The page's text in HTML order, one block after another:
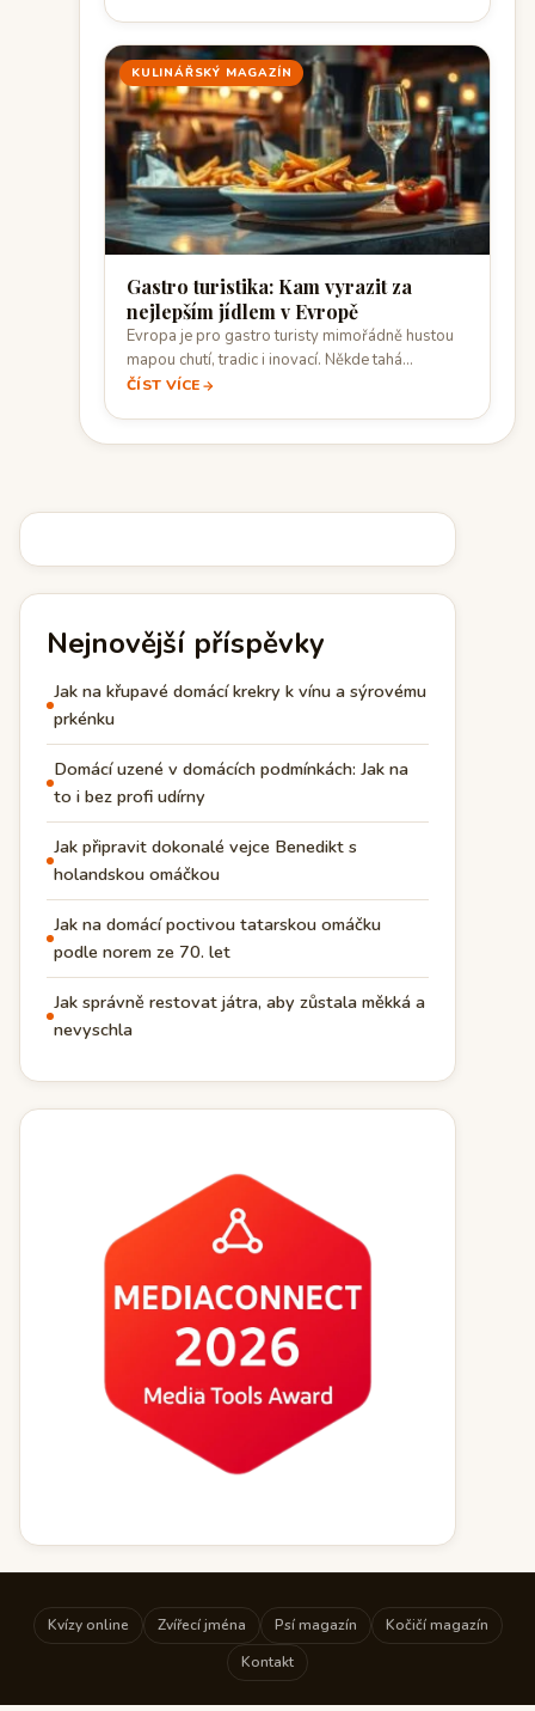
KULINÁŘSKÝ MAGAZÍN
Gastro turistika: Kam vyrazit za
nejlepším jídlem v Evropě
Evropa je pro gastro turisty mimořádně hustou
mapou chutí, tradic i inovací. Někde tahá…
ČÍST VÍCE
Nejnovější příspěvky
Jak na křupavé domácí krekry k vínu a sýrovému
prkénku
Domácí uzené v domácích podmínkách: Jak na
to i bez profi udírny
Jak připravit dokonalé vejce Benedikt s
holandskou omáčkou
Jak na domácí poctivou tatarskou omáčku
podle norem ze 70. let
Jak správně restovat játra, aby zůstala měkká a
nevyschla
Kvízy online Zvířecí jména Psí magazín
Kočičí magazín
Kontakt